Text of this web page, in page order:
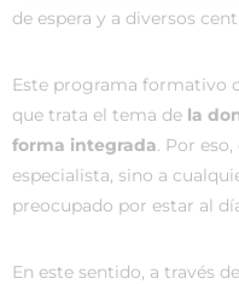
de espera y a diversos
Este programa formativo
que trata el tema de la
forma integrada. Por
especialista, sino a
preocupado por estar al
En este sentido, a través